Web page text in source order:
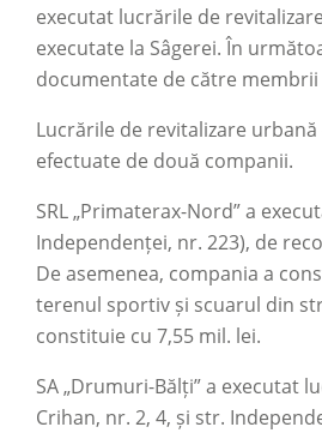
executat lucrările de
executate la Sâgerei. În
documentate de către
Lucrările de revitalizare
efectuate de două companii.
SRL „Primaterax-Nord” a
Independenței, nr. 223), de
De asemenea, compania a
terenul sportiv și scuarul din
constituie cu 7,55 mil. lei.
SA „Drumuri-Bălți” a
Crihan, nr. 2, 4, și str.